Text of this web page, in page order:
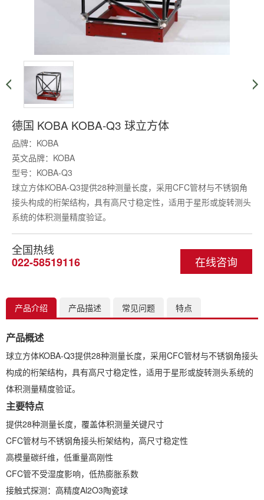
德国 KOBA KOBA-Q3 球立方体
品牌：KOBA
英文品牌：KOBA
型号：KOBA-Q3
球立方体KOBA-Q3提供28种测量长度，采用CFC管材与不锈钢角
接头构成的桁架结构，具有高尺寸稳定性，适用于星形或旋转测头
系统的体积测量精度验证。
在线咨询
全国热线
022-58519116
产品介绍 产品描述 常见问题 特点
产品概述
球立方体KOBA-Q3提供28种测量长度，采用CFC管材与不锈钢角接头
构成的桁架结构，具有高尺寸稳定性，适用于星形或旋转测头系统的
体积测量精度验证。
主要特点
提供28种测量长度，覆盖体积测量关键尺寸
CFC管材与不锈钢角接头桁架结构，高尺寸稳定性
高模量碳纤维，低重量高刚性
CFC管不受湿度影响，低热膨胀系数
接触式探测：高精度Al2O3陶瓷球